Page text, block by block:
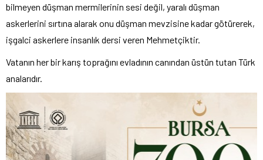
bilmeyen düşman mermilerinin sesi değil, yaralı düşman
askerlerini sırtına alarak onu düşman mevzisine kadar götürerek,
işgalci askerlere insanlık dersi veren Mehmetçiktir.
Vatanın her bir karış toprağını evladının canından üstün tutan Türk
analarıdır.